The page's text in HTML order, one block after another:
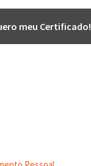
meu Certificado!